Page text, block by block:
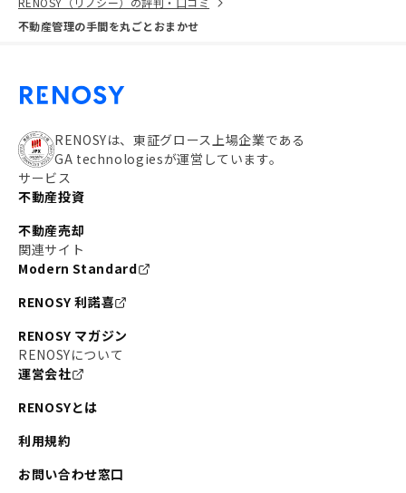
不動産管理の手間を丸ごとおまかせ
RENOSYは、東証グロース上場企業である
GA technologiesが運営しています。
サービス
不動産投資
不動産売却
関連サイト
Modern Standard
RENOSY 利諾喜
RENOSY マガジン
RENOSYについて
運営会社
RENOSYとは
利用規約
お問い合わせ窓口